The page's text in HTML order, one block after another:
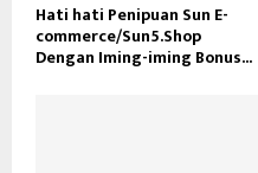
Hati hati Penipuan Sun E-
commerce/Sun5.Shop
Dengan Iming-iming Bonus...